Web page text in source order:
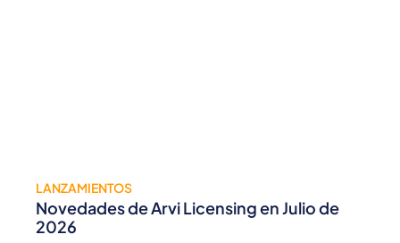
LANZAMIENTOS
Novedades de Arvi Licensing en Julio de
2026